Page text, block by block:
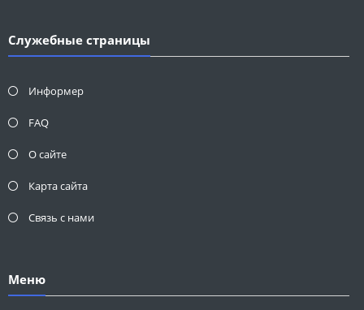
Служебные страницы
Информер
FAQ
О сайте
Карта сайта
Связь с нами
Меню